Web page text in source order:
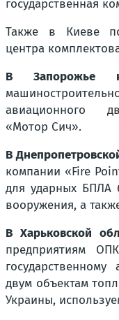
государственная
Также в Киеве
центра
В Запорожье
авиационного
«Мотор Сич».
В
компании «Fire
для ударных БПЛА
вооружения, а
В Харьковской
предприятиям
двум объектам
Украины,